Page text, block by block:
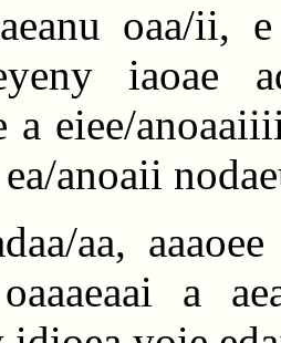
oaa/ii, e
iaoae
a eiee/
anoaii
aa,
a